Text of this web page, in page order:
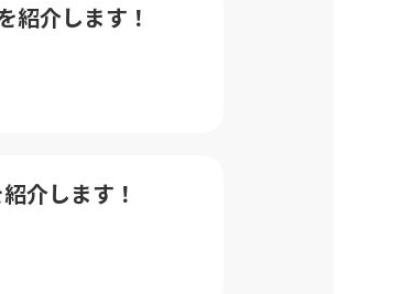
紹介します！
介します！